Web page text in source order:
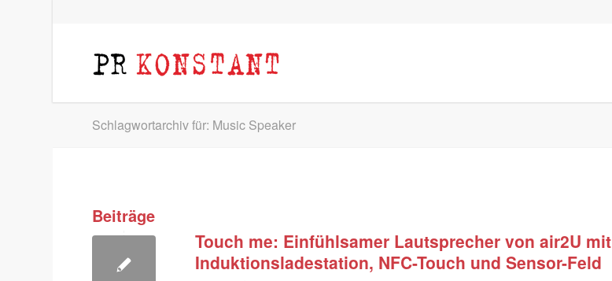
Schlagwortarchiv für: Music Speaker
Beiträge
Touch me: Einfühlsamer Lautsprecher von air2U mit
Induktionsladestation, NFC-Touch und Sensor-Feld